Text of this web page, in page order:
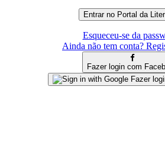
Esqueceu-se da
Ainda não tem conta?
Fazer login com
Fazer